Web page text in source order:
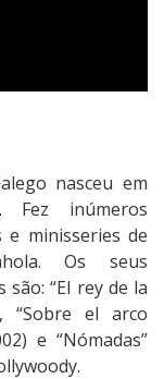
nasceu em
Fez inúmeros
e minisseries de
Os seus
“El rey de la
“Sobre el arco
e “Nómadas”